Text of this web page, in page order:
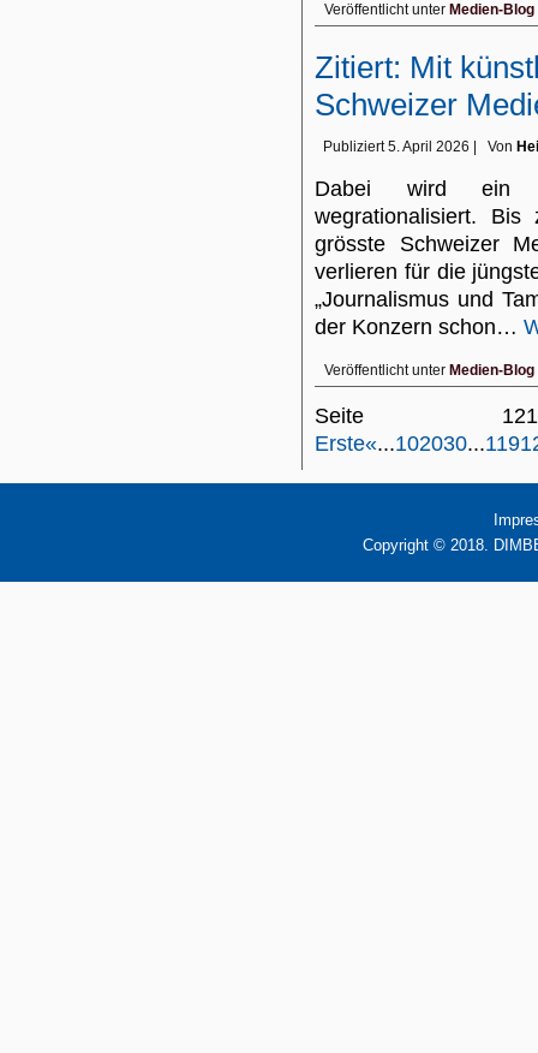
Veröffentlicht unter Medien-Blog
Zitiert: Mit
Schweizer
Publiziert 5. April 2026 Von
Dabei wird ein
wegrationalisiert.
grösste Schweizer
verlieren für die
„Journalismus und
der Konzern schon…
Veröffentlicht unter Medien-Blog
Seite
Erste«...102030...119
Copyright © 2018.